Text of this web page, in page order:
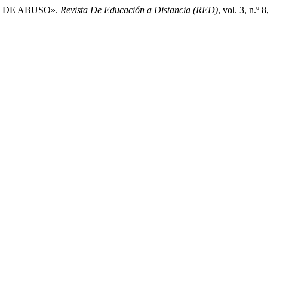
ABUSO». Revista De Educación a Distancia (RED), vol. 3, n.º 8,